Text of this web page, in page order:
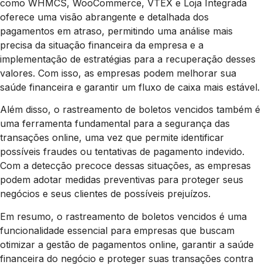
como WHMCS, WooCommerce, VTEX e Loja Integrada
oferece uma visão abrangente e detalhada dos
pagamentos em atraso, permitindo uma análise mais
precisa da situação financeira da empresa e a
implementação de estratégias para a recuperação desses
valores. Com isso, as empresas podem melhorar sua
saúde financeira e garantir um fluxo de caixa mais estável.
Além disso, o rastreamento de boletos vencidos também é
uma ferramenta fundamental para a segurança das
transações online, uma vez que permite identificar
possíveis fraudes ou tentativas de pagamento indevido.
Com a detecção precoce dessas situações, as empresas
podem adotar medidas preventivas para proteger seus
negócios e seus clientes de possíveis prejuízos.
Em resumo, o rastreamento de boletos vencidos é uma
funcionalidade essencial para empresas que buscam
otimizar a gestão de pagamentos online, garantir a saúde
financeira do negócio e proteger suas transações contra